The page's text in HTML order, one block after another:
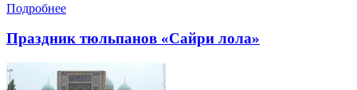
Подробнее
Праздник тюльпанов «Сайри лола»